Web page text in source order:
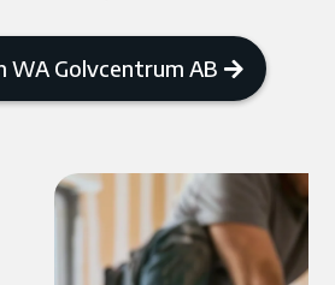
WA Golvcentrum AB